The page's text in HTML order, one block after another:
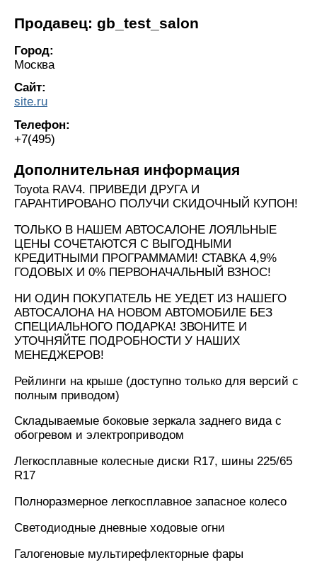
Продавец: gb_test_salon
Город:
Москва
Сайт:
site.ru
Телефон:
+7(495)
Дополнительная информация
Toyota RAV4. ПРИВЕДИ ДРУГА И
ГАРАНТИРОВАНО ПОЛУЧИ СКИДОЧНЫЙ КУПОН!
ТОЛЬКО В НАШЕМ АВТОСАЛОНЕ ЛОЯЛЬНЫЕ
ЦЕНЫ СОЧЕТАЮТСЯ С ВЫГОДНЫМИ
КРЕДИТНЫМИ ПРОГРАММАМИ! СТАВКА 4,9%
ГОДОВЫХ И 0% ПЕРВОНАЧАЛЬНЫЙ ВЗНОС!
НИ ОДИН ПОКУПАТЕЛЬ НЕ УЕДЕТ ИЗ НАШЕГО
АВТОСАЛОНА НА НОВОМ АВТОМОБИЛЕ БЕЗ
СПЕЦИАЛЬНОГО ПОДАРКА! ЗВОНИТЕ И
УТОЧНЯЙТЕ ПОДРОБНОСТИ У НАШИХ
МЕНЕДЖЕРОВ!
Рейлинги на крыше (доступно только для версий с
полным приводом)
Складываемые боковые зеркала заднего вида с
обогревом и электроприводом
Легкосплавные колесные диски R17, шины 225/65
R17
Полноразмерное легкосплавное запасное колесо
Светодиодные дневные ходовые огни
Галогеновые мультирефлекторные фары